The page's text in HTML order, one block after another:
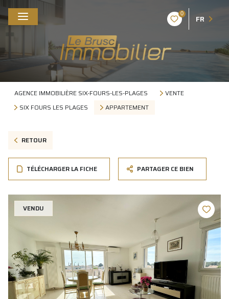
0 FR
AGENCE IMMOBILIÈRE SIX-FOURS-LES-PLAGES
VENTE
SIX FOURS LES PLAGES
APPARTEMENT
RETOUR
TÉLÉCHARGER LA FICHE PARTAGER CE BIEN
VENDU